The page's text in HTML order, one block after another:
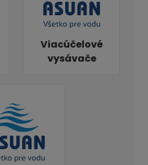
Viacúčelové
vysávače